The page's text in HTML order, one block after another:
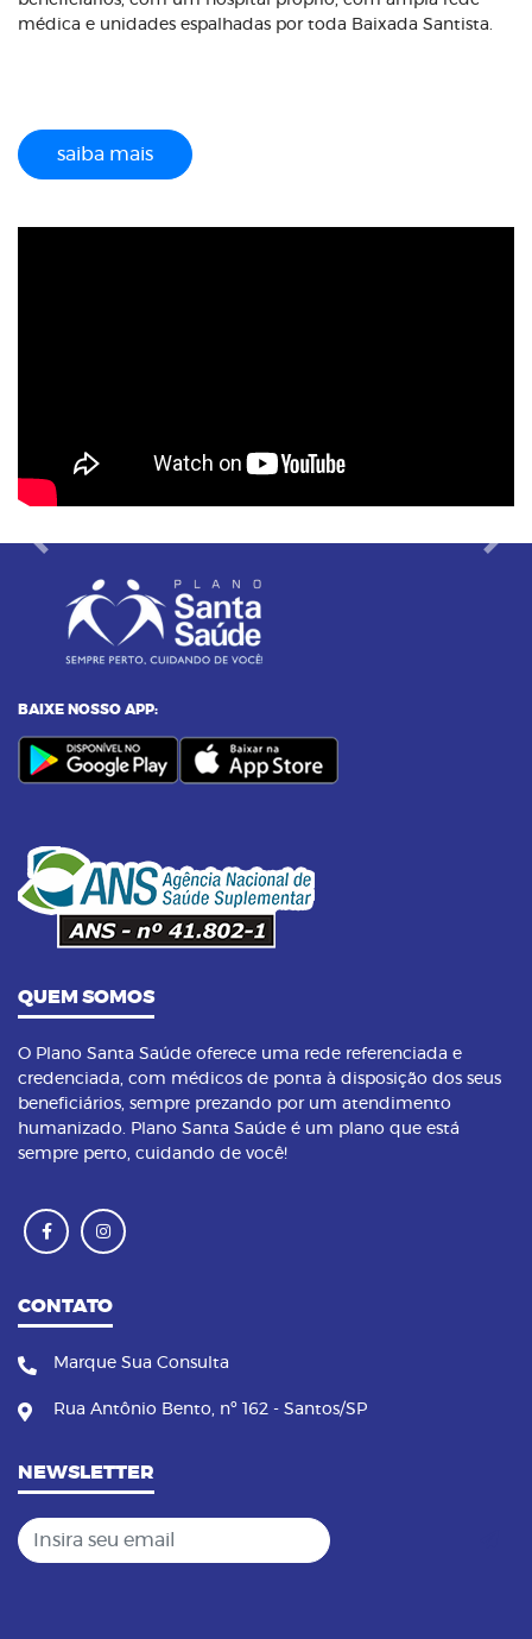
médica e unidades espalhadas por toda Baixada Santista.
saiba mais
Previous Next
BAIXE NOSSO APP:
QUEM SOMOS
O Plano Santa Saúde oferece uma rede referenciada e
credenciada, com médicos de ponta à disposição dos seus
beneficiários, sempre prezando por um atendimento
humanizado. Plano Santa Saúde é um plano que está
sempre perto, cuidando de você!
CONTATO
Marque Sua Consulta
Rua Antônio Bento, nº 162 - Santos/SP
NEWSLETTER
Insira seu email